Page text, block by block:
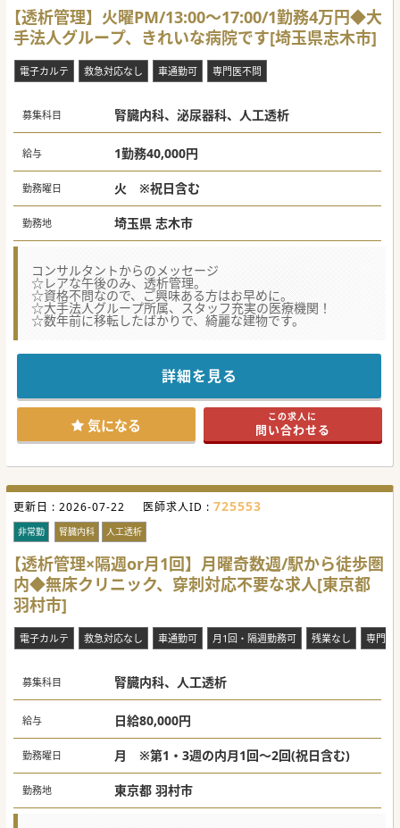
【透析管理】火曜PM/13:00～17:00/1勤務4万円◆大
手法人グループ、きれいな病院です[埼玉県志木市]
電子カルテ 救急対応なし 車通勤可 専門医不問
募集科目 腎臓内科、泌尿器科、人工透析
給与 1勤務40,000円
勤務曜日 火 ※祝日含む
勤務地 埼玉県 志木市
コンサルタントからのメッセージ
☆レアな午後のみ、透析管理。
☆資格不問なので、ご興味ある方はお早めに。
☆大手法人グループ所属、スタッフ充実の医療機関！
☆数年前に移転したばかりで、綺麗な建物です。
詳細を見る
気になる この求人に
問い合わせる
更新日 : 2026-07-22 医師求人ID : 725553
非常勤 腎臓内科 人工透析
【透析管理×隔週or月1回】月曜奇数週/駅から徒歩圏
内◆無床クリニック、穿刺対応不要な求人[東京都
羽村市]
電子カルテ 救急対応なし 車通勤可 月1回・隔週勤務可 残業なし 専門医
募集科目 腎臓内科、人工透析
給与 日給80,000円
勤務曜日 月 ※第1・3週の内月1回～2回(祝日含む)
勤務地 東京都 羽村市